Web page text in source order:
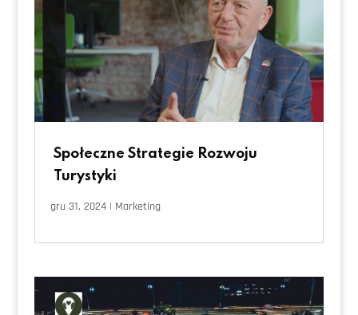
Społeczne Strategie Rozwoju
Turystyki
gru 31, 2024| Marketing